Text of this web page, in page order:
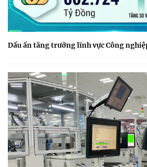
Dấu ấn tăng trưởng lĩnh vực Công